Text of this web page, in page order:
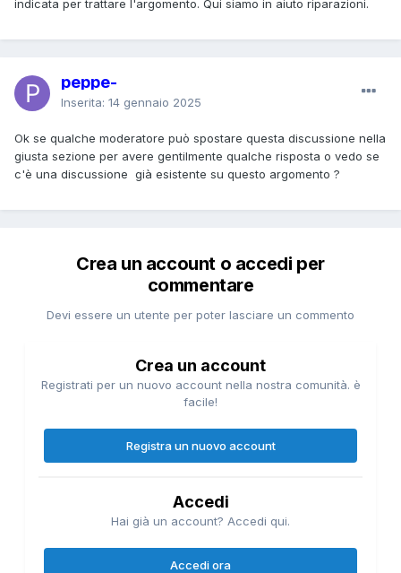
indicata per trattare l'argomento. Qui siamo in aiuto riparazioni.
peppe-
Inserita: 14 gennaio 2025
Ok se qualche moderatore può spostare questa discussione nella
giusta sezione per avere gentilmente qualche risposta o vedo se
c'è una discussione già esistente su questo argomento ?
Crea un account o accedi per
commentare
Devi essere un utente per poter lasciare un commento
Crea un account
Registrati per un nuovo account nella nostra comunità. è
facile!
Registra un nuovo account
Accedi
Hai già un account? Accedi qui.
Accedi ora